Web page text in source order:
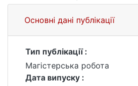
Основні дані публікації
Тип публікації :
Магістерська робота
Дата випуску :